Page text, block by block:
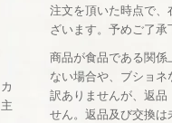
注文を頂いた時点で
ざいます。予めご了承
商品が食品である関係
ない場合や、ブショ
訳ありませんが、返品
せん。返品及び交換は